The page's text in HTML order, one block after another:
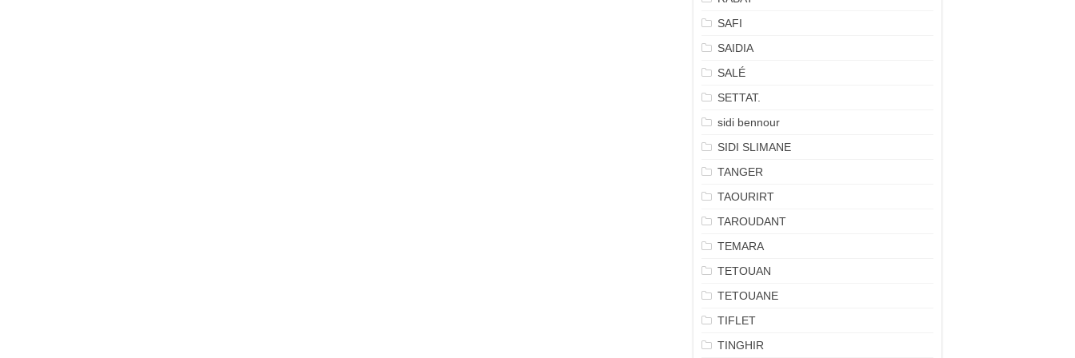
SAFI
SAIDIA
SALÉ
SETTAT.
sidi bennour
SIDI SLIMANE
TANGER
TAOURIRT
TAROUDANT
TEMARA
TETOUAN
TETOUANE
TIFLET
TINGHIR